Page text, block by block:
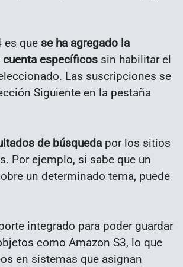
es que se ha agregado la
específicos sin habilitar el
Las suscripciones se
Siguiente en la pestaña
de búsqueda por los sitios
Por ejemplo, si sabe que un
un determinado tema, puede
integrado para poder guardar
como Amazon S3, lo que
en sistemas que asignan